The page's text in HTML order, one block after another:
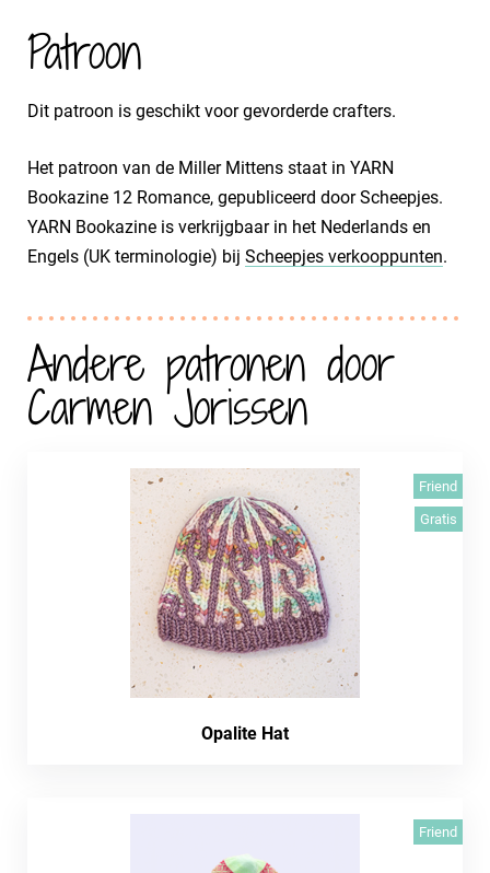
Patroon
Dit patroon is geschikt voor gevorderde crafters.
Het patroon van de Miller Mittens staat in YARN
Bookazine 12 Romance, gepubliceerd door Scheepjes.
YARN Bookazine is verkrijgbaar in het Nederlands en
Engels (UK terminologie) bij Scheepjes verkooppunten.
Andere patronen door
Carmen Jorissen
Friend
Gratis
Opalite Hat
Friend